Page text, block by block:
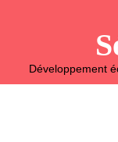
Développement